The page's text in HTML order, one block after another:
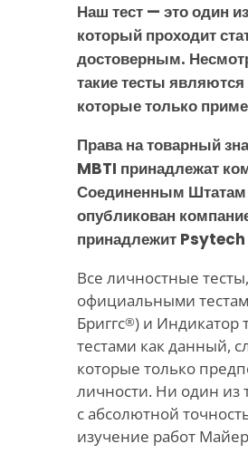
Наш тест — это один
который проходит
достоверным.
такие тесты
которые только
Права на товарный
MBTI принадлежат
Соединенным Штатам
опубликован
принадлежит
Все личностные
официальными
Бриггс®) и Индикатор
тестами как данный,
которые только
личности. Ни один из
с абсолютной
изучение работ